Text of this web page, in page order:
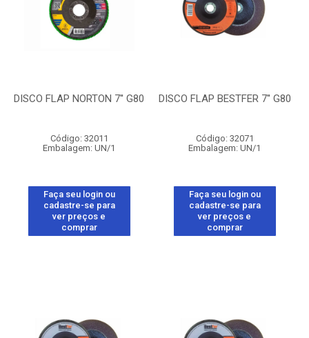
DISCO FLAP NORTON 7'' G80
Código: 32011
Embalagem: UN/1
Faça seu login ou
cadastre-se para
ver preços e
comprar
DISCO FLAP BESTFER 7'' G80
Código: 32071
Embalagem: UN/1
Faça seu login ou
cadastre-se para
ver preços e
comprar